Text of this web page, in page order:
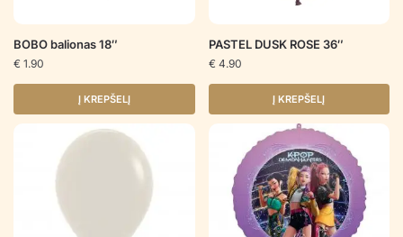
BOBO balionas 18″
€ 1.90
Į KREPŠELĮ
PASTEL DUSK ROSE 36″
€ 4.90
Į KREPŠELĮ